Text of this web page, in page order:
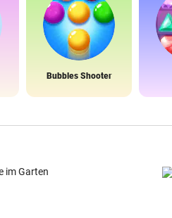
Bubbles Shooter